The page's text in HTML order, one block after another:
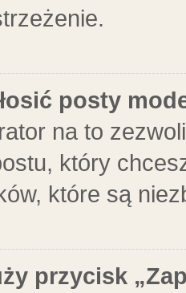
posty
na to
który
które są
przycisk